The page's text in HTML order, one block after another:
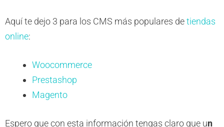
Aquí te dejo 3 para los CMS más populares detiendas
online:
Woocommerce
Prestashop
Magento
Espero que con esta información tengas claro que un